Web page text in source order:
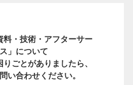
料・技術・アフターサー
」について
ごとがありましたら、
い合わせください。